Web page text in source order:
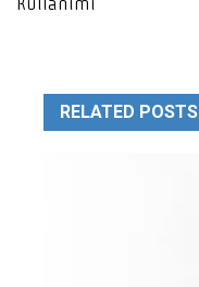
Kullanımı
RELATED POSTS